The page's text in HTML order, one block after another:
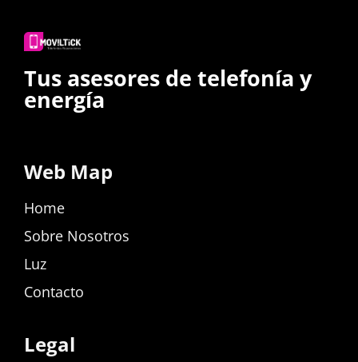
Tus asesores de telefonía y
energía
Web Map
Home
Sobre Nosotros
Luz
Contacto
Legal